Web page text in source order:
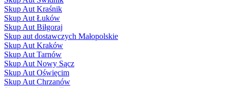
Skup Aut Kraśnik
Skup Aut Łuków
Skup Aut Biłgoraj
Skup aut dostawczych Małopolskie
Skup Aut Kraków
Skup Aut Tarnów
Skup Aut Nowy Sącz
Skup Aut Oświęcim
Skup Aut Chrzanów